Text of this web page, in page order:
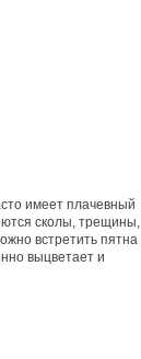
имеет плачевный
сколы, трещины,
встретить пятна
выцветает и